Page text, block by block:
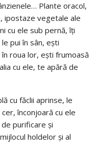
Plante oracol,
ipostaze vegetale ale
cu ele sub pernă, îți
pui în sân, ești
roua lor, ești frumoasă
cu ele, te apără de
cu făclii aprinse, le
înconjoară cu ele
purificare și
holdelor și al